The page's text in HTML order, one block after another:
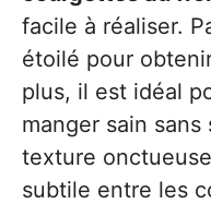
facile à réaliser.
étoilé pour
plus, il est idéal
manger sain
texture
subtile entre les